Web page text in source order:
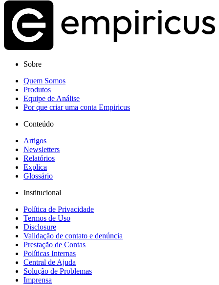
Sobre
Quem Somos
Produtos
Equipe de Análise
Por que criar uma conta Empiricus
Conteúdo
Artigos
Newsletters
Relatórios
Explica
Glossário
Institucional
Política de Privacidade
Termos de Uso
Disclosure
Validação de contato e denúncia
Prestação de Contas
Políticas Internas
Central de Ajuda
Solução de Problemas
Imprensa